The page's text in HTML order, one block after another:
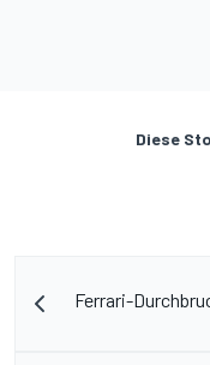
Diese
Ferrari-